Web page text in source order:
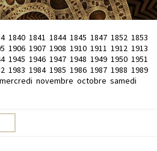
1840 1841 1844 1845 1847 1852 1853
1906 1907 1908 1910 1911 1912 1913
1945 1946 1947 1948 1949 1950 1951
1983 1984 1985 1986 1987 1988 1989
mercredi novembre octobre samedi